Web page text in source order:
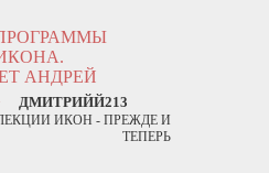
АНДРЕЙ
ДМИТРИЙЙ213
ИКОН - ПРЕЖДЕ И
ТЕПЕРЬ